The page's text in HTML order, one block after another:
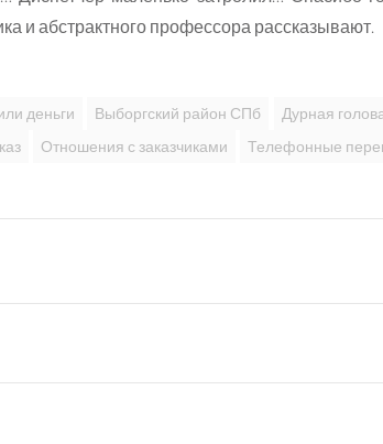
и абстрактного профессора рассказывают.
деньги Выборгский район СПб Дурная
Отношения с заказчиками Телефонные